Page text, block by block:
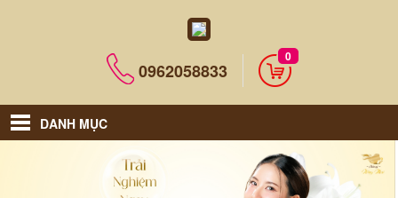
0962058833
0
DANH MỤC